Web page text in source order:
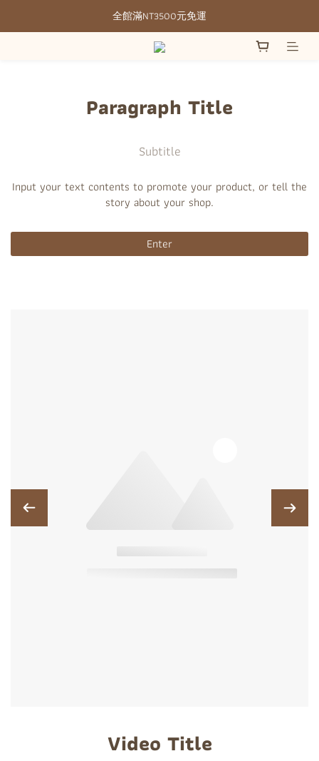
全館滿NT3500元免運
全館滿NT3500元免運
部分現貨＋預購20-30天不含假日
Paragraph Title
Subtitle
Input your text contents to promote your product, or tell the
story about your shop.
Enter
Video Title